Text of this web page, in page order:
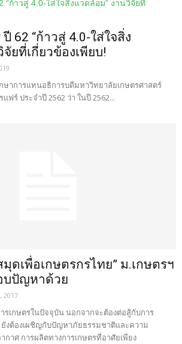
62 “ก้าวสู่ 4.0-ใส่ใจสิ่ง
ยที่เกี่ยวข้องเพียบ!
ษาการแทนอธิการบดีมหาวิทยาลัยเกษตรศาสตร์
ฟร์ ประจำปี 2562 ว่า ในปี 2562...
มุดเพื่อเกษตรกรไทย” ม.เกษตรฯ
บปัญหาด้วย
2017
เกษตรในปัจจุบัน นอกจากจะต้องต่อสู้กับการ
งต้องเผชิญกับปัญหาภัยธรรมชาติและความ
าศ การผลิตทางการเกษตรที่อาศัยเพียง